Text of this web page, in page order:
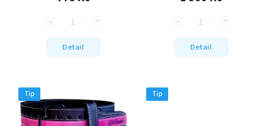
Detail Detail
Tip Tip